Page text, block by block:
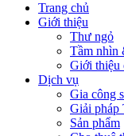
Trang chủ
Giới thiệu
Thư ngỏ
Tầm nhìn
Giới thiệu
Dịch vụ
Gia công
Giải pháp
Sản phẩm